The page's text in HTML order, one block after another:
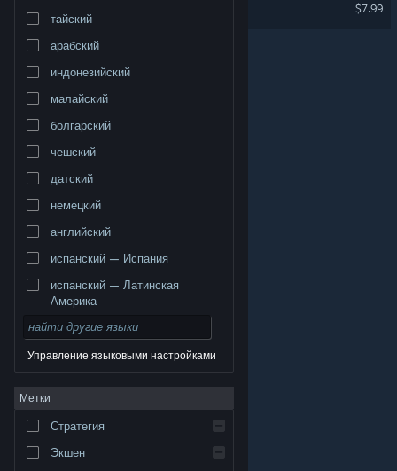
Полная версия
© Valve Corporation. Все права сохранены. Все
торговые марки являются собственностью
Правовая информация
Соглашение подписчика Steam
Файлы cookie
тайский
арабский
индонезийский
малайский
болгарский
чешский
датский
немецкий
английский
испанский — Испания
испанский — Латинская
Америка
Управление языковыми настройками
Метки
Стратегия
Экшен
$7.99